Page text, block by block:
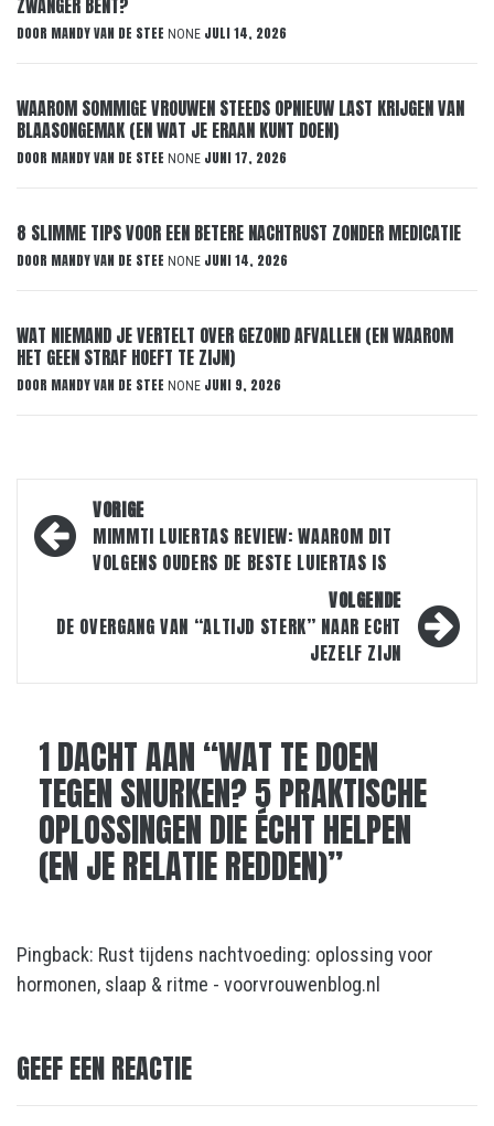
ZWANGER BENT?
DOOR MANDY VAN DE STEE NONE JULI 14, 2026
WAAROM SOMMIGE VROUWEN STEEDS OPNIEUW LAST KRIJGEN VAN
BLAASONGEMAK (EN WAT JE ERAAN KUNT DOEN)
DOOR MANDY VAN DE STEE NONE JUNI 17, 2026
8 SLIMME TIPS VOOR EEN BETERE NACHTRUST ZONDER MEDICATIE
DOOR MANDY VAN DE STEE NONE JUNI 14, 2026
WAT NIEMAND JE VERTELT OVER GEZOND AFVALLEN (EN WAAROM
HET GEEN STRAF HOEFT TE ZIJN)
DOOR MANDY VAN DE STEE NONE JUNI 9, 2026
Bericht
navigatie
VORIGE
MIMMTI LUIERTAS REVIEW: WAAROM DIT
VOLGENS OUDERS DE BESTE LUIERTAS IS
VOLGENDE
DE OVERGANG VAN “ALTIJD STERK” NAAR ECHT
JEZELF ZIJN
1 DACHT AAN “WAT TE DOEN
TEGEN SNURKEN? 5 PRAKTISCHE
OPLOSSINGEN DIE ÉCHT HELPEN
(EN JE RELATIE REDDEN)”
Pingback: Rust tijdens nachtvoeding: oplossing voor
hormonen, slaap & ritme - voorvrouwenblog.nl
GEEF EEN REACTIE